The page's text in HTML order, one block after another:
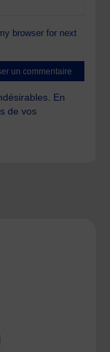
browser for next
En
de vos